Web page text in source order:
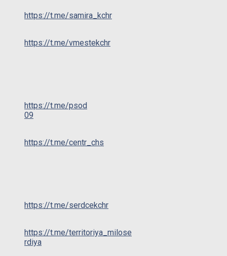
https://t.me/samira_kchr
https://t.me/vmestekchr
https://t.me/psod
09
https://t.me/centr_chs
https://t.me/serdcekchr
https://t.me/territoriya_milose
rdiya